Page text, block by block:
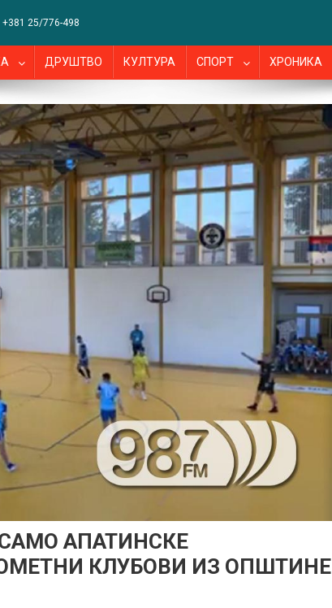
+381 25/776-498
ДРУШТВО КУЛТУРА СПОРТ ХРОНИКА
АПАТИНСКЕ
КЛУБОВИ ИЗ ОПШТИНЕ